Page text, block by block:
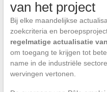
van het project
Bij elke maandelijkse
zoekcriteria en
regelmatige actualisatie
om toegang te krijgen tot
name in de industriële
wervingen vertonen.